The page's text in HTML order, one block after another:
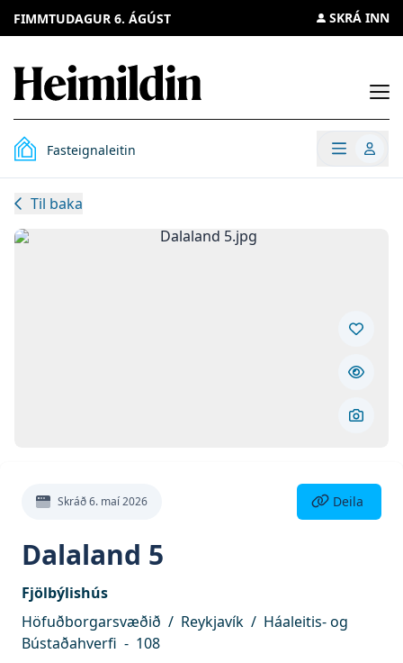
FIMMTUDAGUR 6. ÁGÚST SKRÁ INN
Fasteignaleitin Opna
Til baka
Vista
Fela
Skoða
OpnaDalaland 5.jpg
Skráð6. maí 2026 Deila eign
Deila
Dalaland 5
Fjölbýlishús
Höfuðborgarsvæðið / Reykjavík / Háaleitis- og
Bústaðahverfi - 108